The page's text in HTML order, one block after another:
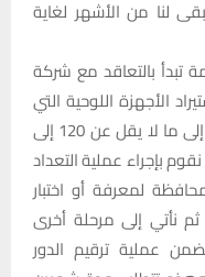
لنا من الأشهر لغاية
تبدأ بالتعاقد مع شركة
الأجهزة اللوحية التي
يمكن من خلالها تنفيذ التعداد إذ نحتاج إلى ما لا يقل عن 120 إلى
بإجراء عملية التعداد
لمعرفة أو اختبار
ثم نأتي إلى مرحلة أخرى
عملية ترقيم الدور